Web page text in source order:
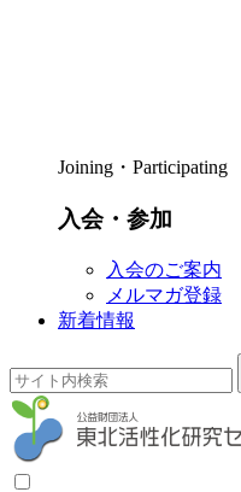
Joining・Participating
入会・参加
入会のご案内
メルマガ登録
新着情報